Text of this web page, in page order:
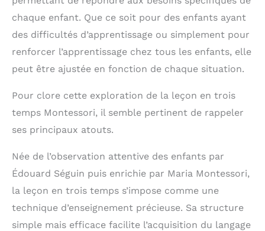
chaque enfant. Que ce soit pour des enfants ayant
des difficultés d’apprentissage ou simplement pour
renforcer l’apprentissage chez tous les enfants, elle
peut être ajustée en fonction de chaque situation.
Pour clore cette exploration de la leçon en trois
temps Montessori, il semble pertinent de rappeler
ses principaux atouts.
Née de l’observation attentive des enfants par
Édouard Séguin puis enrichie par Maria Montessori,
la leçon en trois temps s’impose comme une
technique d’enseignement précieuse. Sa structure
simple mais efficace facilite l’acquisition du langage